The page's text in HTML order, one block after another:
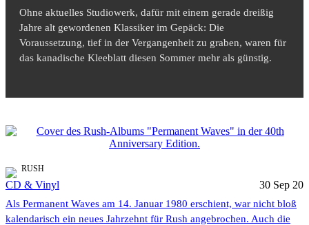
Ohne aktuelles Studiowerk, dafür mit einem gerade dreißig
Jahre alt gewordenen Klassiker im Gepäck: Die
Voraussetzung, tief in der Vergangenheit zu graben, waren für
das kanadische Kleeblatt diesen Sommer mehr als günstig.
RUSH
CD & Vinyl 30 Sep 20
Als Permanent Waves am 14. Januar 1980 erschient, war nicht bloß
kalendarisch ein neues Jahrzehnt für Rush angebrochen. Auch die